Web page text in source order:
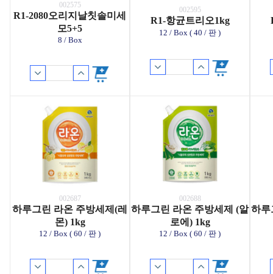
002575
R1-2080오리지날칫솔미세
모5+5
8 / Box
002595
R1-항균트리오1kg
12 / Box ( 40 / 판 )
002687
하루그린 라온 주방세제(레
몬) 1kg
12 / Box ( 60 / 판 )
002688
하루그린 라온 주방세제 (알
로에) 1kg
12 / Box ( 60 / 판 )
하루